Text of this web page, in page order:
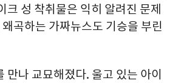
크 성 착취물은 익히 알려진 문제
곡하는 가짜뉴스도 기승을 부린
만나 교묘해졌다. 울고 있는 아이